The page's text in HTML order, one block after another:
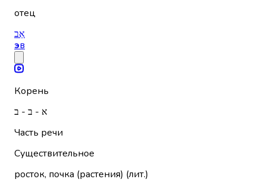
отец
אֵב
эв
Корень
א - ב - ב
Часть речи
Существительное
росток, почка (растения) (лит.)